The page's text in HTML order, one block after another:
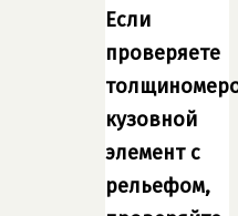
Если
проверяете
кузовной
элемент с
рельефом,